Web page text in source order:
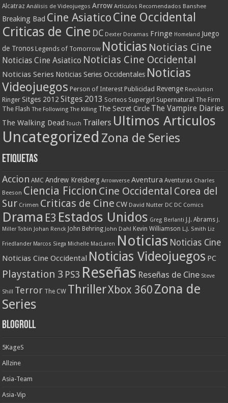
Alcatraz Análisis de Videojuegos Arrow Artículos Recomendados Banshee
Breaking Bad Cine AsiaticoCine Occidental
Criticas de Cine DC Dexter Doramas Fringe Homeland Juego
de Tronos Legends of Tomorrow Noticias Noticias Cine
Noticias Cine Asiatico Noticias Cine Occidental
Noticias Series Noticias Series Occidentales Noticias
Videojuegos Person of Interest Publicidad Revenge Revolution
Ringer Sitges 2012 Sitges 2013 Sorteos Supergirl Supernatural The Firm
The Flash The Following The Killing The Secret Circle The Vampire Diaries
The Walking Dead Touch Trailers Ultimos Articulos
Uncategorized Zona de Series
Etiquetas
Accion AMC Andrew Kreisberg Arrowverse Aventura Aventuras Charles
Beeson Ciencia Ficcion Cine Occidental Corea del
Sur Crimen Criticas de Cine CW David Nutter DC DC Comics
Drama E3 Estados Unidos Greg Berlanti J.J. Abrams J.
Miller Tobin Johan Renck John Behring John Dahl Kevin Williamson L.J. Smith Liz
Friedlander Marcos Siega Michelle MacLaren Noticias Noticias Cine
Noticias Cine Occidental Noticias Videojuegos PC
Playstation 3 PS3 Reseñas Reseñas de Cine Steve
Shill Terror The CW ThrillerXbox 360 Zona de
Series
Blogroll
5KageS
Allzine
Asia-Team
Asia-Vip